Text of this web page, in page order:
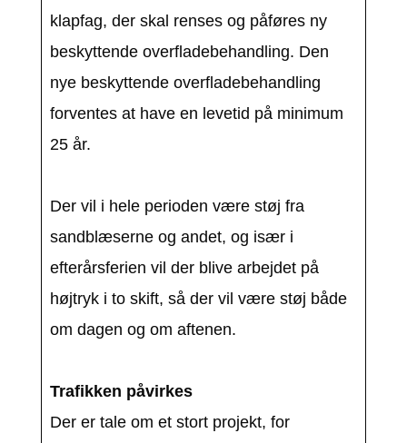
klapfag, der skal renses og påføres ny
beskyttende overfladebehandling. Den
nye beskyttende overfladebehandling
forventes at have en levetid på minimum
25 år.
Der vil i hele perioden være støj fra
sandblæserne og andet, og især i
efterårsferien vil der blive arbejdet på
højtryk i to skift, så der vil være støj både
om dagen og om aftenen.
Trafikken påvirkes
Der er tale om et stort projekt, for